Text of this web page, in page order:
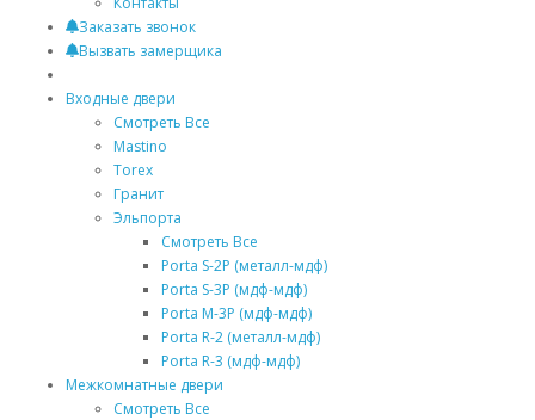
Заказать звонок
Вызвать замерщика
Входные двери
Смотреть Все
Mastino
Torex
Гранит
Эльпорта
Смотреть Все
Porta S-2P (металл-мдф)
Porta S-3P (мдф-мдф)
Porta M-3P (мдф-мдф)
Porta R-2 (металл-мдф)
Porta R-3 (мдф-мдф)
Межкомнатные двери
Смотреть Все